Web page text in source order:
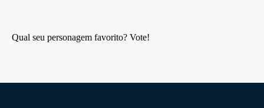
Qual seu personagem favorito? Vote!